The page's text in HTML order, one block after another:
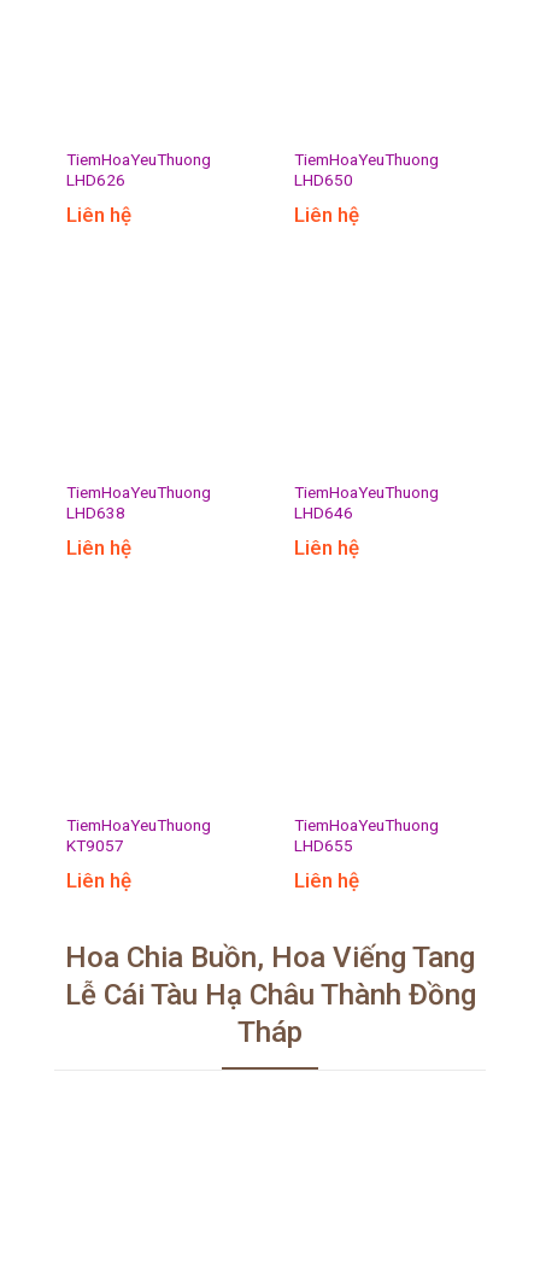
TiemHoaYeuThuong
LHD626
Liên hệ
TiemHoaYeuThuong
LHD650
Liên hệ
TiemHoaYeuThuong
LHD638
Liên hệ
TiemHoaYeuThuong
LHD646
Liên hệ
TiemHoaYeuThuong
KT9057
Liên hệ
TiemHoaYeuThuong
LHD655
Liên hệ
Hoa Chia Buồn, Hoa Viếng Tang
Lễ Cái Tàu Hạ Châu Thành Đồng
Tháp